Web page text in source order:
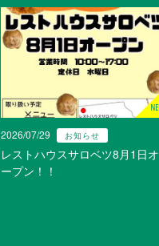
2026/07/29 お知らせ
レストハウスサロベツ8月1日オ
ープン！！